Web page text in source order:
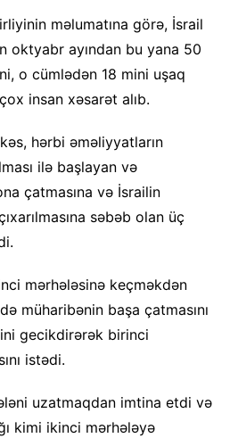
məlumatına görə, İsrail
oktyabr ayından bu yana 50
o cümlədən 18 mini uşaq
insan xəsarət alıb.
hərbi əməliyyatların
ilə başlayan və
çatmasına və İsrailin
səbəb olan üç
mərhələsinə keçməkdən
müharibənin başa çatmasını
gecikdirərək birinci
istədi.
uzatmaqdan imtina etdi və
kimi ikinci mərhələyə